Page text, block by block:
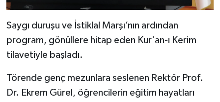
Saygı duruşu ve İstiklal Marşı’nın ardından
program, gönüllere hitap eden Kur'an-ı Kerim
tilavetiyle başladı.
Törende genç mezunlara seslenen Rektör Prof.
Dr. Ekrem Gürel, öğrencilerin eğitim hayatları